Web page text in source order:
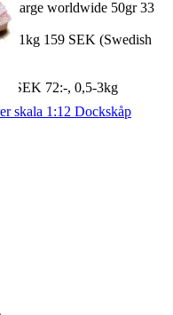
worldwide 50gr 33
1kg 159 SEK (Swedish
SEK 72:-, 0,5-3kg
skala 1:12 Dockskåp